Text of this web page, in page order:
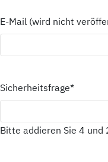
E-Mail (wird nicht
Sicherheitsfrage*
Bitte addieren Sie 4 und